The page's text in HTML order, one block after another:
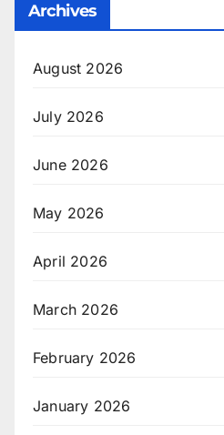
Archives
August 2026
July 2026
June 2026
May 2026
April 2026
March 2026
February 2026
January 2026